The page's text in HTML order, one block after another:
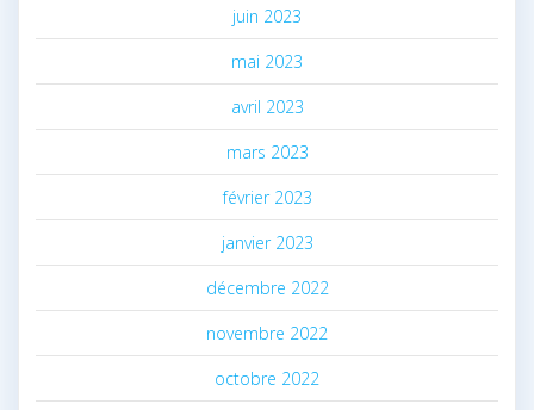
juin 2023
mai 2023
avril 2023
mars 2023
février 2023
janvier 2023
décembre 2022
novembre 2022
octobre 2022